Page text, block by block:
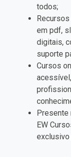
todos;
em pdf,
digitais,
suporte
Cursos
Presente
EW
exclusivo